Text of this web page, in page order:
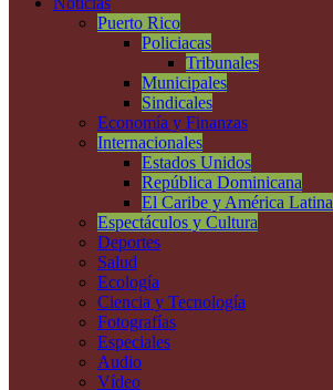
Puerto Rico
Policiacas
Tribunales
Municipales
Sindicales
Economía y Finanzas
Internacionales
Estados Unidos
República Dominicana
El Caribe y América Latina
Espectáculos y Cultura
Deportes
Salud
Ecología
Ciencia y Tecnología
Fotografías
Especiales
Audio
Vídeo